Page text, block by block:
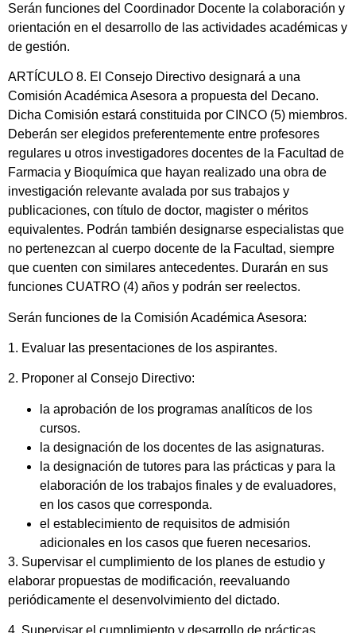
Serán funciones del Coordinador Docente la colaboración y
orientación en el desarrollo de las actividades académicas y
de gestión.
ARTÍCULO 8. El Consejo Directivo designará a una
Comisión Académica Asesora a propuesta del Decano.
Dicha Comisión estará constituida por CINCO (5) miembros.
Deberán ser elegidos preferentemente entre profesores
regulares u otros investigadores docentes de la Facultad de
Farmacia y Bioquímica que hayan realizado una obra de
investigación relevante avalada por sus trabajos y
publicaciones, con título de doctor, magister o méritos
equivalentes. Podrán también designarse especialistas que
no pertenezcan al cuerpo docente de la Facultad, siempre
que cuenten con similares antecedentes. Durarán en sus
funciones CUATRO (4) años y podrán ser reelectos.
Serán funciones de la Comisión Académica Asesora:
1. Evaluar las presentaciones de los aspirantes.
2. Proponer al Consejo Directivo:
la aprobación de los programas analíticos de los
cursos.
la designación de los docentes de las asignaturas.
la designación de tutores para las prácticas y para la
elaboración de los trabajos finales y de evaluadores,
en los casos que corresponda.
el establecimiento de requisitos de admisión
adicionales en los casos que fueren necesarios.
3. Supervisar el cumplimiento de los planes de estudio y
elaborar propuestas de modificación, reevaluando
periódicamente el desenvolvimiento del dictado.